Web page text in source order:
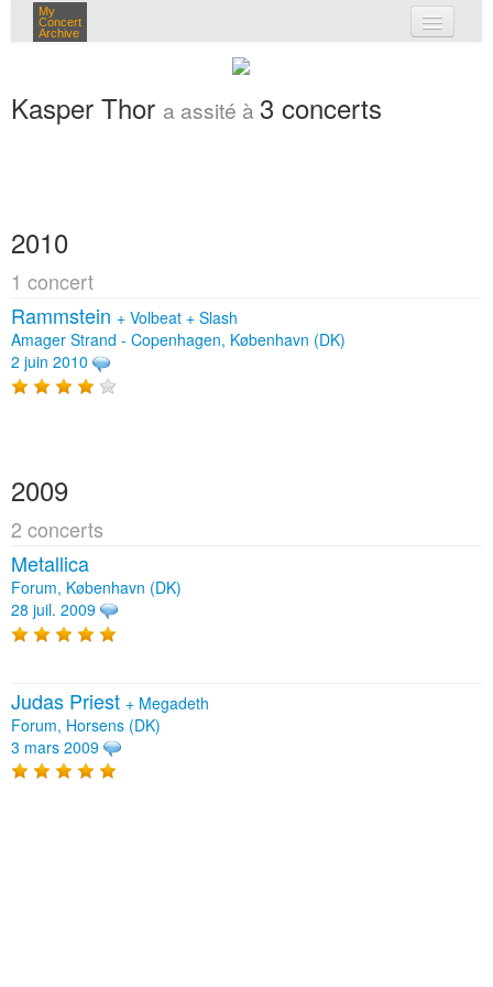
My
Concert
Archive
mes concerts
connexion
Kasper Thor a assité à 3 concerts
2010
1 concert
Rammstein + Volbeat + Slash
Amager Strand - Copenhagen, København (DK)
2 juin 2010
2009
2 concerts
Metallica
Forum, København (DK)
28 juil. 2009
Judas Priest + Megadeth
Forum, Horsens (DK)
3 mars 2009